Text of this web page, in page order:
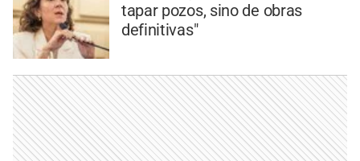
tapar pozos, sino de obras
definitivas"